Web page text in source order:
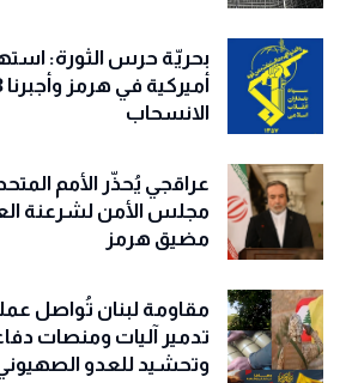
بحريّة حرس الثورة:
الانسحاب
عراقجي يُحذّر الأمم
مجلس الأمن لشرعنة
مضيق هرمز
مقاومة لبنان تُواصل
تدمير آليات ومنصات
وتحشيد للعدو